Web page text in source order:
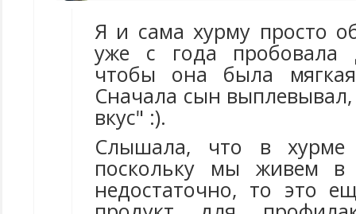
Я и сама хурму просто
уже с года пробовала
чтобы она была
Сначала сын
вкус" :).
Слышала, что в
поскольку мы живем в
недостаточно, то это